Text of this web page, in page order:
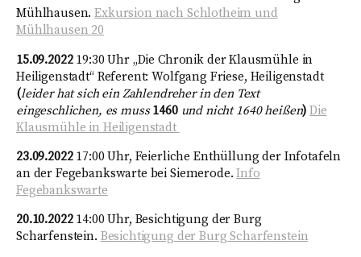
Mühlhausen.Exkursion nach Schlotheim und
Mühlhausen 20
15.09.202219:30 Uhr „Die Chronik der Klausmühle in
Heiligenstadt“ Referent: Wolfgang Friese, Heiligenstadt
(leider hat sich ein Zahlendreher in den Text
eingeschlichen, es muss1460und nicht 1640 heißen) Die
Klausmühle in Heiligenstadt
23.09.202217:00 Uhr, Feierliche Enthüllung der Infotafeln
an der Fegebankswarte bei Siemerode.Info
Fegebankswarte
20.10.202214:00 Uhr, Besichtigung der Burg
Scharfenstein. Besichtigung der Burg Scharfenstein